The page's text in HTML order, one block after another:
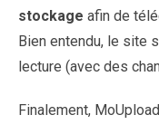
stockage afin de
Bien entendu, le site
lecture (avec des
Finalement,